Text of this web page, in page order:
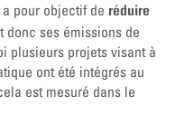
a pour objectif de réduire
donc ses émissions de
plusieurs projets visant à
ont été intégrés au
est mesuré dans le